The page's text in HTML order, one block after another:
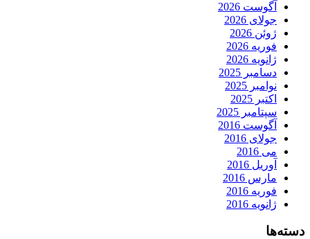
آگوست 2026
جولای 2026
ژوئن 2026
فوریه 2026
ژانویه 2026
دسامبر 2025
نوامبر 2025
اکتبر 2025
سپتامبر 2025
آگوست 2016
جولای 2016
می 2016
آوریل 2016
مارس 2016
فوریه 2016
ژانویه 2016
دسته‌ها